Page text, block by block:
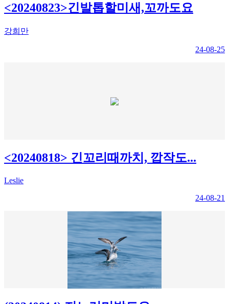
<20240823>긴발톱할미새,꼬까도요
강희만
24-08-25
<20240818> 긴꼬리때까치, 깝작도...
Leslie
24-08-21